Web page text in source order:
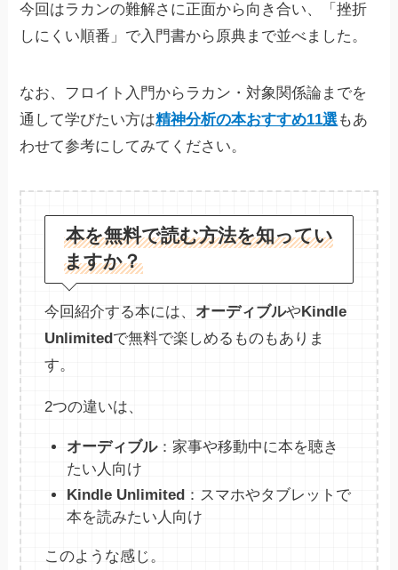
今回はラカンの難解さに正面から向き合い、「挫折
しにくい順番」で入門書から原典まで並べました。
なお、フロイト入門からラカン・対象関係論までを
通して学びたい方は精神分析の本おすすめ11選もあ
わせて参考にしてみてください。
本を無料で読む方法を知ってい
ますか？
今回紹介する本には、 オーディブルやKindle
Unlimitedで無料で楽しめるものもありま
す。
2つの違いは、
オーディブル：家事や移動中に本を聴き
たい人向け
Kindle Unlimited ：スマホやタブレットで
本を読みたい人向け
このような感じ。